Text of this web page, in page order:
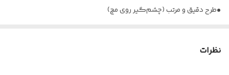
•طرح دقیق و مرتب (چشم‌گیر روی مچ)
نظرات